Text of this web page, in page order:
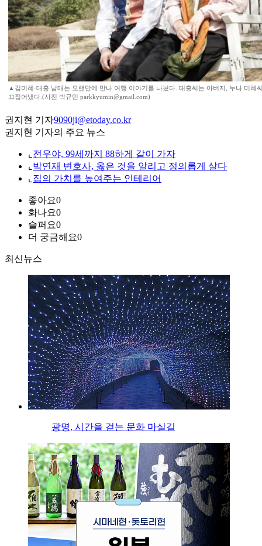
▲김미혜·대흥 남매는 오랜만에 만나 여행 이야기를 나눴다. 대흥씨는 아버지, 누나 미혜
끄집어냈다.(사진 박규민 parkkyumin@gmail.com)
권지현 기자9090ji@etoday.co.kr
권지현 기자의 주요 뉴스
⌞ 전우야, 99세까지 88하게 같이 가자
⌞ 박연재 변호사, 옳은 것을 알리고 정의롭게 살다
⌞ 집의 가치를 높여주는 인테리어
좋아요0
화나요0
슬퍼요0
더 궁금해요0
최신뉴스
광명, 시간을 걷는 문화 마실길